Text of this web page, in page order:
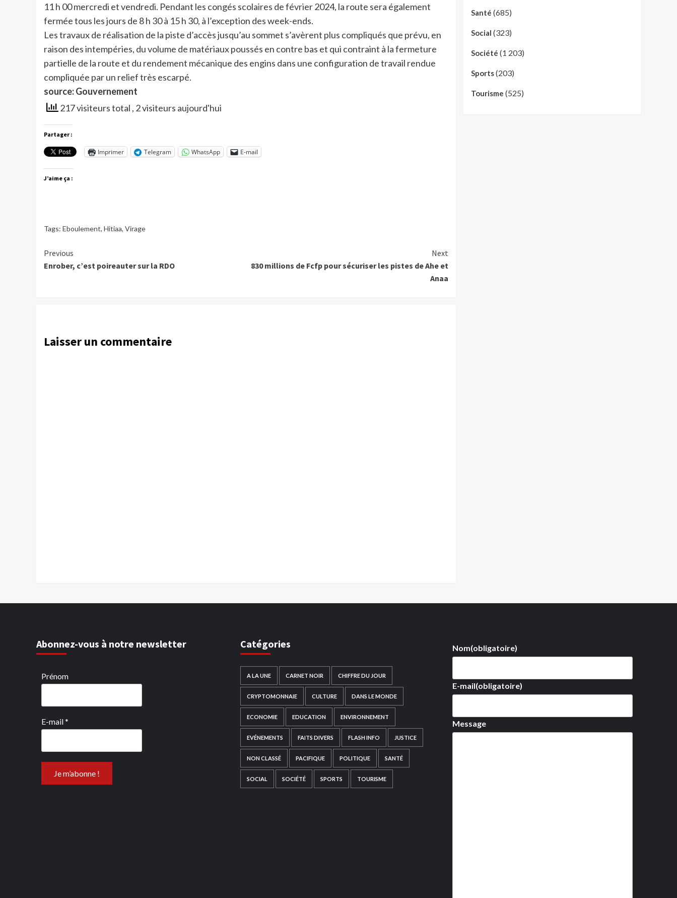
11 h 00 mercredi et vendredi. Pendant les congés scolaires de février 2024, la route sera également
fermée tous les jours de 8 h 30 à 15 h 30, à l’exception des week-ends.
Les travaux de réalisation de la piste d’accès jusqu’au sommet s’avèrent plus compliqués que prévu, en
raison des intempéries, du volume de matériaux poussés en contre bas et qui contraint à la fermeture
partielle de la route et du rendement mécanique des engins dans une configuration de travail rendue
compliquée par un relief très escarpé.
source: Gouvernement
217 visiteurs total , 2 visiteurs aujourd'hui
Partager :
Imprimer Telegram WhatsApp E-mail
J’aime ça :
Tags: Eboulement, Hitiaa, Virage
Continue
Reading
Previous
Enrober, c’est poireauter sur la RDO
Next
830 millions de Fcfp pour sécuriser les pistes de Ahe et
Anaa
Laisser un commentaire
Santé (685)
Social (323)
Société (1 203)
Sports(203)
Tourisme (525)
Abonnez-vous à notre newsletter
Prénom
E-mail*
Catégories
A LA UNE CARNET NOIR CHIFFRE DU JOUR
CRYPTOMONNAIE CULTURE DANS LE MONDE
ECONOMIE EDUCATION ENVIRONNEMENT
EVÉNEMENTS FAITS DIVERS FLASH INFO JUSTICE
NON CLASSÉ PACIFIQUE POLITIQUE SANTÉ
SOCIAL SOCIÉTÉ SPORTS TOURISME
Nom(obligatoire)
E-mail(obligatoire)
Message